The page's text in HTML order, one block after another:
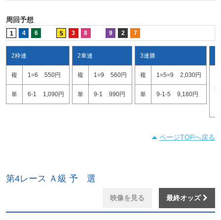
周回予想
1 4 6 5 3 8 9 2 7
2枠連
複 1=6 550円
単 6-1 1,090円
2車連
複 1=9 560円
単 9-1 990円
3連勝
複 1=5=9 2,030円
単 9-1-5 9,180円
ページTOPへ戻る
第4レース Ａ級 予 選
映像を見る 最終オッズ